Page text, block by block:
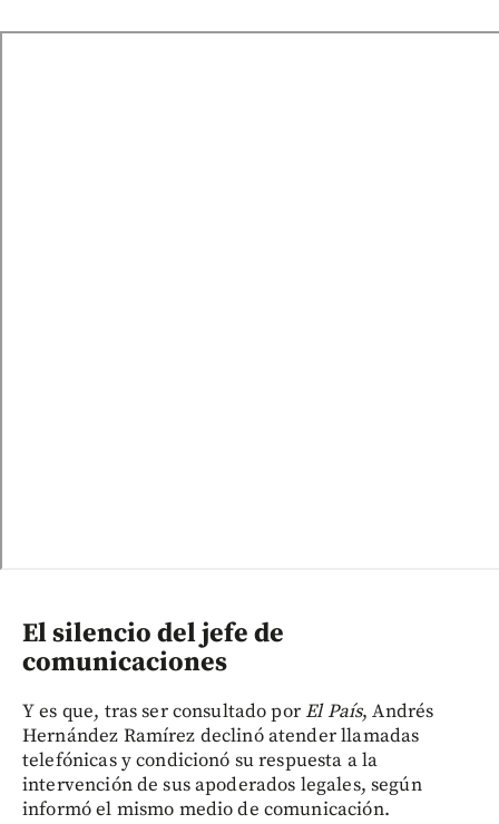
El silencio del jefe de
comunicaciones
Y es que, tras ser consultado porEl País, Andrés
Hernández Ramírez declinó atender llamadas
telefónicas y condicionó su respuesta a la
intervención de sus apoderados legales, según
informó el mismo medio de comunicación.